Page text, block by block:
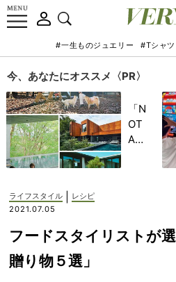
#一生ものジュエリー #Tシャツ
今、あなたにオススメ〈PR〉
「N
OT
A
記憶
に一
ライフスタイル
レシピ
2021.07.05
フードスタイリストが
贈り物５選」